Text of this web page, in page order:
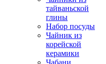
тайваньской
глины
Набор посуды
Чайник из
корейской
керамики
Чабани